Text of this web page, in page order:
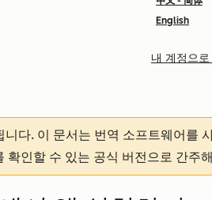
English
내 계정으
니다. 이 문서는 번역 소프트웨어를
확인할 수 있는 공식 버전으로 간주